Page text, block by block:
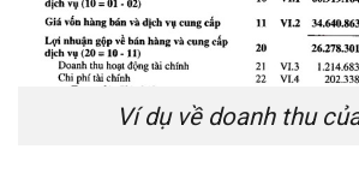
Ví dụ về doanh thu